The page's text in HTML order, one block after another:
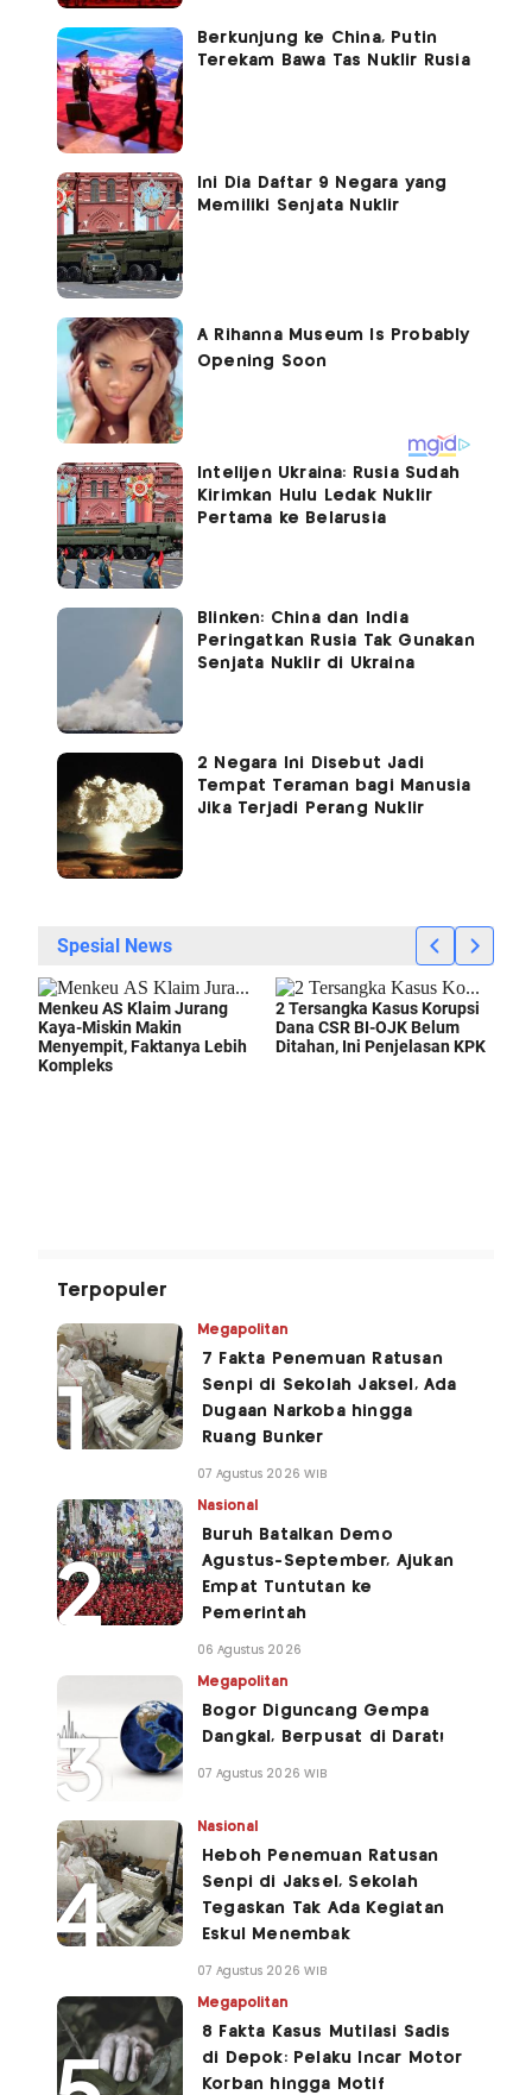
Berkunjung ke China, Putin
Terekam Bawa Tas Nuklir Rusia
Ini Dia Daftar 9 Negara yang
Memiliki Senjata Nuklir
Intelijen Ukraina: Rusia Sudah
Kirimkan Hulu Ledak Nuklir
Pertama ke Belarusia
Blinken: China dan India
Peringatkan Rusia Tak Gunakan
Senjata Nuklir di Ukraina
2 Negara Ini Disebut Jadi
Tempat Teraman bagi Manusia
Jika Terjadi Perang Nuklir
Terpopuler
Megapolitan
7 Fakta Penemuan Ratusan
Senpi di Sekolah Jaksel, Ada
Dugaan Narkoba hingga
Ruang Bunker
07 Agustus 2026 WIB
Nasional
Buruh Batalkan Demo
Agustus-September, Ajukan
Empat Tuntutan ke
Pemerintah
06 Agustus 2026
Megapolitan
Bogor Diguncang Gempa
Dangkal, Berpusat di Darat!
07 Agustus 2026 WIB
Nasional
Heboh Penemuan Ratusan
Senpi di Jaksel, Sekolah
Tegaskan Tak Ada Kegiatan
Eskul Menembak
07 Agustus 2026 WIB
Megapolitan
8 Fakta Kasus Mutilasi Sadis
di Depok: Pelaku Incar Motor
Korban hingga Motif